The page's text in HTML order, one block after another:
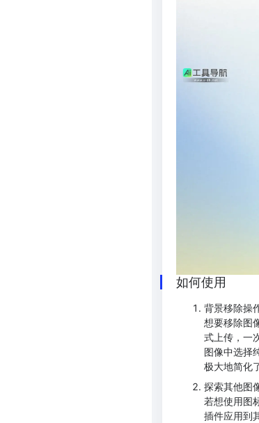
如何使用
背景移除操
想要移除图
式上传，一
图像中选择
极大地简化
探索其他图
若想使用图
插件应用到